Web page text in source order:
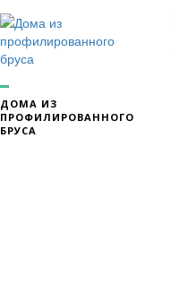
ДОМА ИЗ
ПРОФИЛИРОВАННОГО
БРУСА